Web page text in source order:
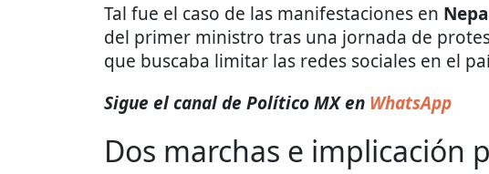
Tal fue el caso de las manifestaciones en
del primer ministro tras una jornada de
que buscaba limitar las redes sociales en el
Sigue el canal de Político MX en WhatsApp
Dos marchas e implicación